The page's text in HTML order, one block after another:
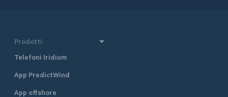
Prodotti
Telefoni Iridium
App PredictWind
App offshore